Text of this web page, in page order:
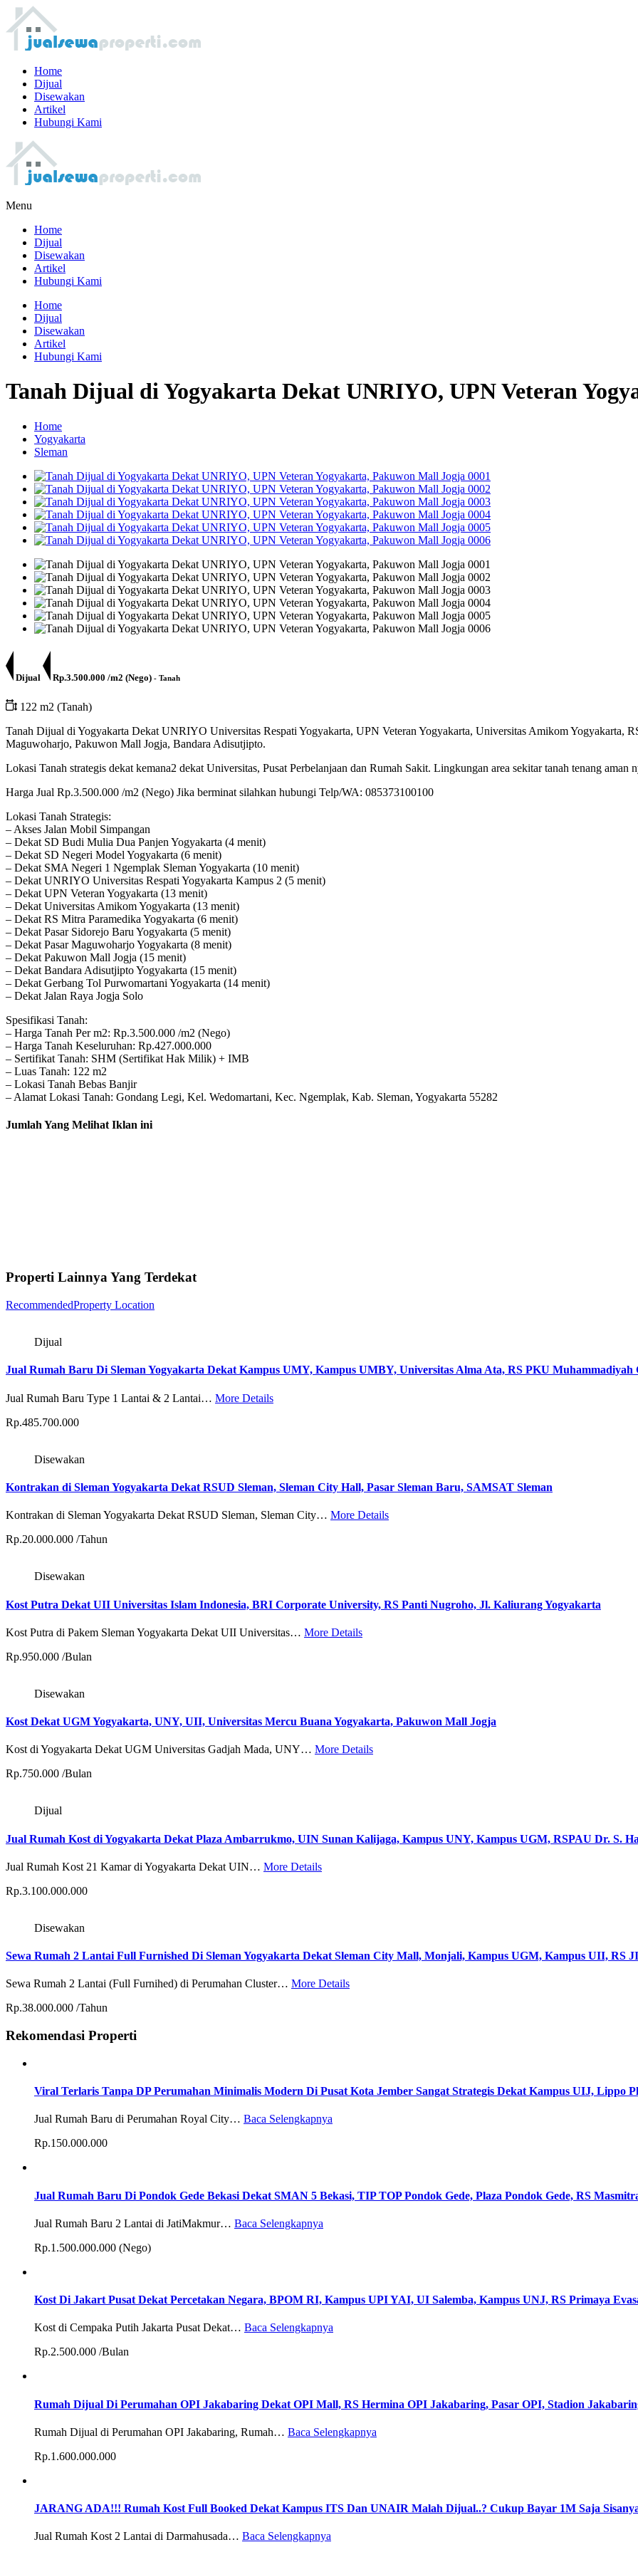
Home
Dijual
Disewakan
Artikel
Hubungi Kami
Menu
Home
Dijual
Disewakan
Artikel
Hubungi Kami
Home
Dijual
Disewakan
Artikel
Hubungi Kami
Tanah Dijual di Yogyakarta Dekat UNRIYO, UPN Veteran
Home
Yogyakarta
Sleman
Dijual Rp.3.500.000 /m2 (Nego) - Tanah
122 m2 (Tanah)
Tanah Dijual di Yogyakarta Dekat UNRIYO Universitas Respati Yogyakarta, UPN Veteran Yogyakarta, Universitas Amikom Yogyakarta,
Maguwoharjo, Pakuwon Mall Jogja, Bandara Adisutjipto.
Lokasi Tanah strategis dekat kemana2 dekat Universitas, Pusat Perbelanjaan dan Rumah Sakit. Lingkungan area sekitar tanah tenang aman
Harga Jual Rp.3.500.000 /m2 (Nego) Jika berminat silahkan hubungi Telp/WA: 085373100100
Lokasi Tanah Strategis:
– Akses Jalan Mobil Simpangan
– Dekat SD Budi Mulia Dua Panjen Yogyakarta (4 menit)
– Dekat SD Negeri Model Yogyakarta (6 menit)
– Dekat SMA Negeri 1 Ngemplak Sleman Yogyakarta (10 menit)
– Dekat UNRIYO Universitas Respati Yogyakarta Kampus 2 (5 menit)
– Dekat UPN Veteran Yogyakarta (13 menit)
– Dekat Universitas Amikom Yogyakarta (13 menit)
– Dekat RS Mitra Paramedika Yogyakarta (6 menit)
– Dekat Pasar Sidorejo Baru Yogyakarta (5 menit)
– Dekat Pasar Maguwoharjo Yogyakarta (8 menit)
– Dekat Pakuwon Mall Jogja (15 menit)
– Dekat Bandara Adisutjipto Yogyakarta (15 menit)
– Dekat Gerbang Tol Purwomartani Yogyakarta (14 menit)
– Dekat Jalan Raya Jogja Solo
Spesifikasi Tanah:
– Harga Tanah Per m2: Rp.3.500.000 /m2 (Nego)
– Harga Tanah Keseluruhan: Rp.427.000.000
– Sertifikat Tanah: SHM (Sertifikat Hak Milik) + IMB
– Luas Tanah: 122 m2
– Lokasi Tanah Bebas Banjir
– Alamat Lokasi Tanah: Gondang Legi, Kel. Wedomartani, Kec. Ngemplak, Kab. Sleman, Yogyakarta 55282
Jumlah Yang Melihat Iklan ini
Properti Lainnya Yang Terdekat
RecommendedProperty Location
Dijual
Jual Rumah Baru Di Sleman Yogyakarta Dekat Kampus UMY, Kampus UMBY, Universitas Alma Ata, RS PKU Muhammadiyah
Jual Rumah Baru Type 1 Lantai & 2 Lantai… More Details
Rp.485.700.000
Disewakan
Kontrakan di Sleman Yogyakarta Dekat RSUD Sleman, Sleman City Hall, Pasar Sleman Baru, SAMSAT Sleman
Kontrakan di Sleman Yogyakarta Dekat RSUD Sleman, Sleman City… More Details
Rp.20.000.000 /Tahun
Disewakan
Kost Putra Dekat UII Universitas Islam Indonesia, BRI Corporate University, RS Panti Nugroho, Jl. Kaliurang Yogyakarta
Kost Putra di Pakem Sleman Yogyakarta Dekat UII Universitas… More Details
Rp.950.000 /Bulan
Disewakan
Kost Dekat UGM Yogyakarta, UNY, UII, Universitas Mercu Buana Yogyakarta, Pakuwon Mall Jogja
Kost di Yogyakarta Dekat UGM Universitas Gadjah Mada, UNY… More Details
Rp.750.000 /Bulan
Dijual
Jual Rumah Kost di Yogyakarta Dekat Plaza Ambarrukmo, UIN Sunan Kalijaga, Kampus UNY, Kampus UGM, RSPAU Dr. S.
Jual Rumah Kost 21 Kamar di Yogyakarta Dekat UIN… More Details
Rp.3.100.000.000
Disewakan
Sewa Rumah 2 Lantai Full Furnished Di Sleman Yogyakarta Dekat Sleman City Mall, Monjali, Kampus UGM, Kampus UII, RS
Sewa Rumah 2 Lantai (Full Furnihed) di Perumahan Cluster… More Details
Rp.38.000.000 /Tahun
Rekomendasi Properti
Viral Terlaris Tanpa DP Perumahan Minimalis Modern Di Pusat Kota Jember Sangat Strategis Dekat Kampus UIJ, Lippo
Jual Rumah Baru di Perumahan Royal City… Baca Selengkapnya
Rp.150.000.000
Jual Rumah Baru Di Pondok Gede Bekasi Dekat SMAN 5 Bekasi, TIP TOP Pondok Gede, Plaza Pondok Gede, RS
Jual Rumah Baru 2 Lantai di JatiMakmur… Baca Selengkapnya
Rp.1.500.000.000 (Nego)
Kost Di Jakart Pusat Dekat Percetakan Negara, BPOM RI, Kampus UPI YAI, UI Salemba, Kampus UNJ, RS Primaya
Kost di Cempaka Putih Jakarta Pusat Dekat… Baca Selengkapnya
Rp.2.500.000 /Bulan
Rumah Dijual Di Perumahan OPI Jakabaring Dekat OPI Mall, RS Hermina OPI Jakabaring, Pasar OPI, Stadion
Rumah Dijual di Perumahan OPI Jakabaring, Rumah… Baca Selengkapnya
Rp.1.600.000.000
JARANG ADA!!! Rumah Kost Full Booked Dekat Kampus ITS Dan UNAIR Malah Dijual..? Cukup Bayar 1M Saja
Jual Rumah Kost 2 Lantai di Darmahusada… Baca Selengkapnya